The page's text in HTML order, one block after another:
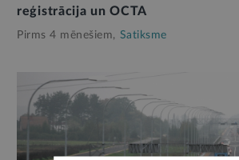
reģistrācija un OCTA
Pirms 4 mēnešiem, Satiksme